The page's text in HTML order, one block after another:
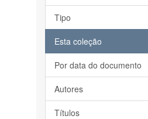
Tipo
Esta coleção
Por data do documento
Autores
Títulos